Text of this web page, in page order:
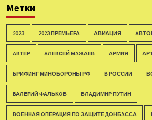
Метки
2023 2023 ПРЕМЬЕРА АВИАЦИЯ
АКТЁР АЛЕКСЕЙ МАЖАЕВ АРМИЯ
БРИФИНГ МИНОБОРОНЫ РФ В РОССИИ
ВАЛЕРИЙ ФАЛЬКОВ ВЛАДИМИР ПУТИН
ВОЕННАЯ ОПЕРАЦИЯ ПО ЗАЩИТЕ ДОНБАССА